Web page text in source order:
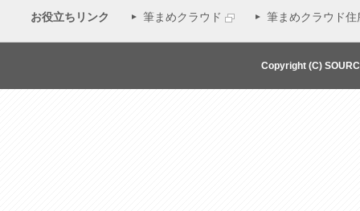
お役立ちリンク 筆まめクラウド 筆まめクラウド住
Copyright (C)